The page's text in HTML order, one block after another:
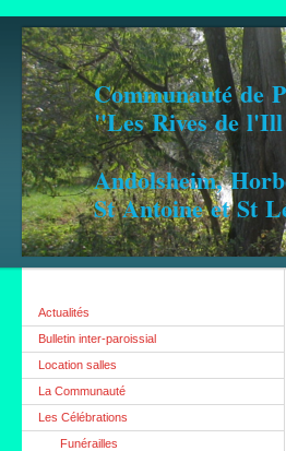
Communauté de
"Les Rives de
Andolsheim,
St Antoine et St
Actualités
Bulletin inter-paroissial
Location salles
La Communauté
Les Célébrations
Funérailles